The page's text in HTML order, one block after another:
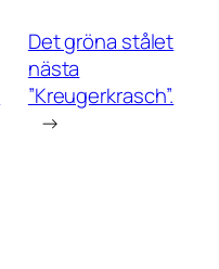
Det gröna stålet
nästa
”Kreugerkrasch”.
→